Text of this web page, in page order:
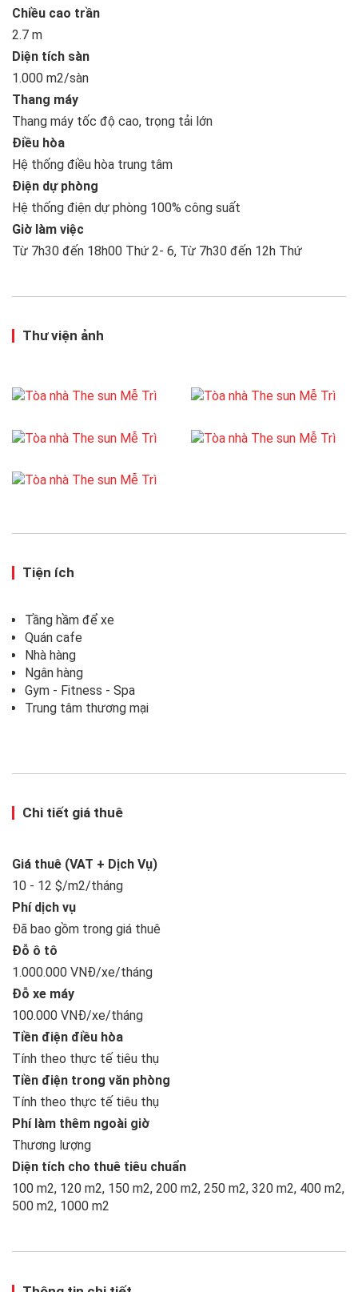
Chiều cao trần
2.7 m
Diện tích sàn
1.000 m2/sàn
Thang máy
Thang máy tốc độ cao, trọng tải lớn
Điều hòa
Hệ thống điều hòa trung tâm
Điện dự phòng
Hệ thống điện dự phòng 100% công suất
Giờ làm việc
Từ 7h30 đến 18h00 Thứ 2- 6, Từ 7h30 đến 12h Thứ
Thư viện ảnh
Tiện ích
Tầng hầm để xe
Quán cafe
Nhà hàng
Ngân hàng
Gym - Fitness - Spa
Trung tâm thương mại
Chi tiết giá thuê
Giá thuê (VAT + Dịch Vụ)
10 - 12 $/m2/tháng
Phí dịch vụ
Đã bao gồm trong giá thuê
Đỗ ô tô
1.000.000 VNĐ/xe/tháng
Đỗ xe máy
100.000 VNĐ/xe/tháng
Tiền điện điều hòa
Tính theo thực tế tiêu thụ
Tiền điện trong văn phòng
Tính theo thực tế tiêu thụ
Phí làm thêm ngoài giờ
Thương lượng
Diện tích cho thuê tiêu chuẩn
100 m2, 120 m2, 150 m2, 200 m2, 250 m2, 320 m2, 400 m2,
500 m2, 1000 m2